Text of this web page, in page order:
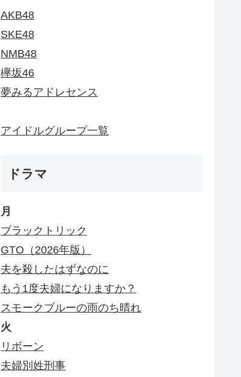
AKB48
SKE48
NMB48
欅坂46
夢みるアドレセンス
アイドルグループ一覧
ドラマ
月
ブラックトリック
GTO（2026年版）
夫を殺したはずなのに
もう1度夫婦になりますか？
スモークブルーの雨のち晴れ
火
リボーン
夫婦別姓刑事